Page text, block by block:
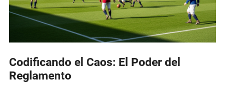
Codificando el Caos: El Poder del
Reglamento